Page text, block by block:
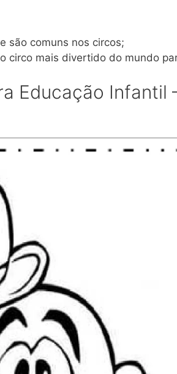
são comuns nos circos;
circo mais divertido do mundo
Educação Infantil